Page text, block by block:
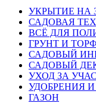
УКРЫТИЕ НА
САДОВАЯ
ВСЁ ДЛЯ
ГРУНТ И ТОРФ
САДОВЫЙ
САДОВЫЙ
УХОД ЗА
УДОБРЕНИЯ
ГАЗОН